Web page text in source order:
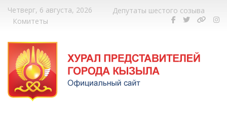
Четверг, 6 августа, 2026
Депутаты шестого созыва
Комитеты